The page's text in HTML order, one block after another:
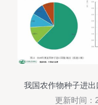
我国农作物种子进
更新时间：